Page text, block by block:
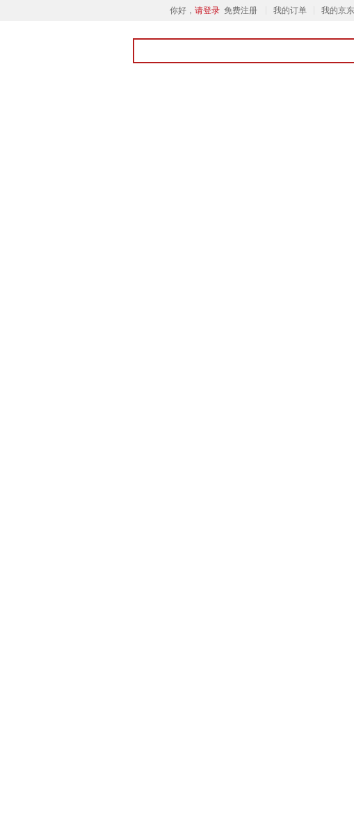
你好， 请登录 免费注册 我的订单 我的京东